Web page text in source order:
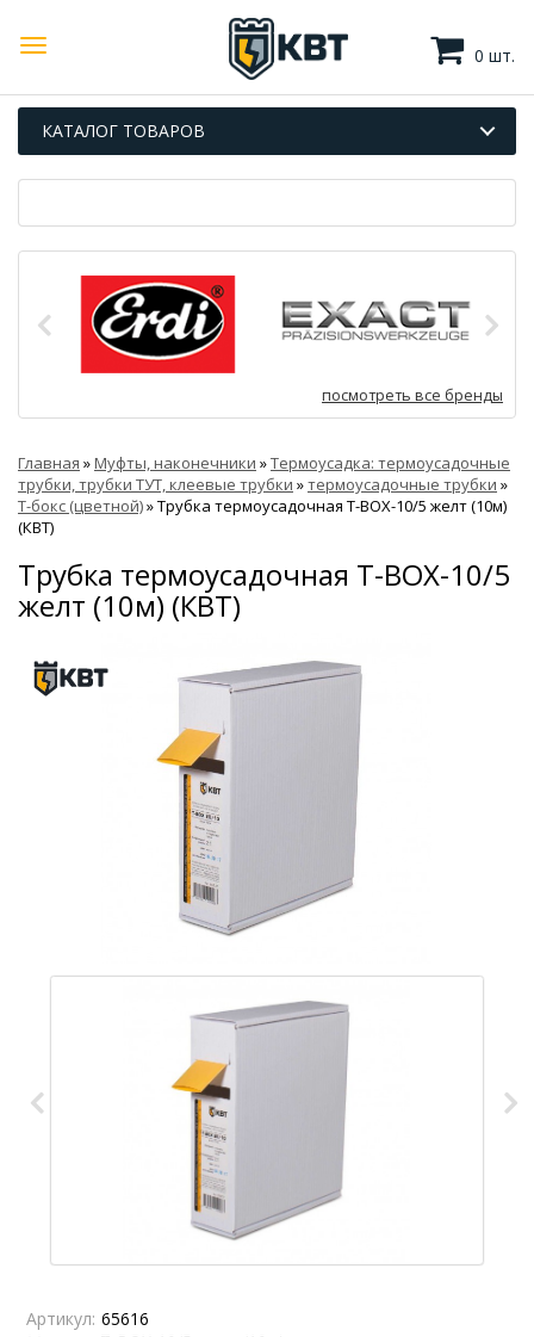
0 шт.
КАТАЛОГ ТОВАРОВ
посмотреть все бренды
Главная »Муфты, наконечники »Термоусадка: термоусадочные
трубки, трубки ТУТ, клеевые трубки »термоусадочные трубки »
Т-бокс (цветной)»Трубка термоусадочная Т-BOX-10/5 желт (10м)
(КВТ)
Трубка термоусадочная Т-BOX-10/5
желт (10м) (КВТ)
Артикул: 65616